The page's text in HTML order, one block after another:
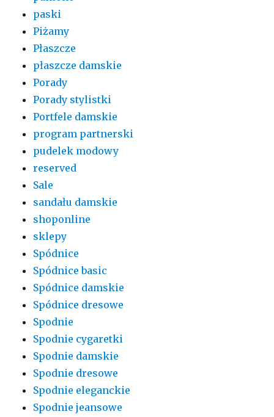
paski
Piżamy
Płaszcze
płaszcze damskie
Porady
Porady stylistki
Portfele damskie
program partnerski
pudelek modowy
reserved
Sale
sandału damskie
shoponline
sklepy
Spódnice
Spódnice basic
Spódnice damskie
Spódnice dresowe
Spodnie
Spodnie cygaretki
Spodnie damskie
Spodnie dresowe
Spodnie eleganckie
Spodnie jeansowe